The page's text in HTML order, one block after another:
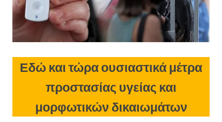
Εδώ και τώρα ουσιαστικά μέτρα
προστασίας υγείας και
μορφωτικών δικαιωμάτων